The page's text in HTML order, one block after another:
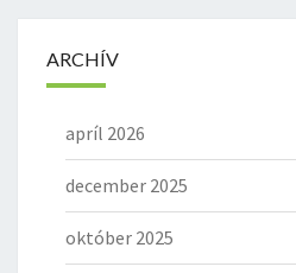
ARCHÍV
apríl 2026
december 2025
október 2025